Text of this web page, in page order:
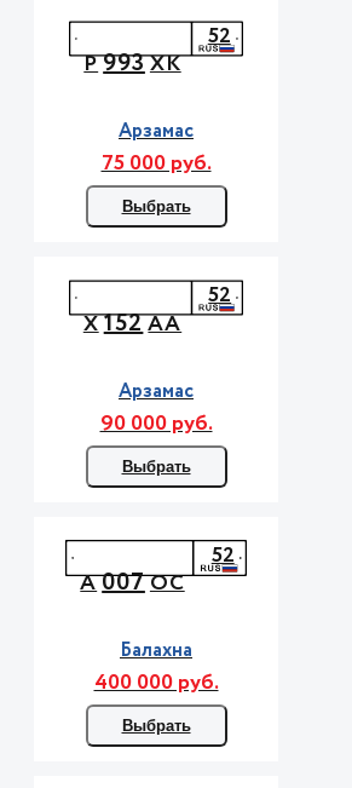
Р993ХК
52
Арзамас
75 000 руб.
Выбрать
Х152АА
52
Арзамас
90 000 руб.
Выбрать
А007ОС
52
Балахна
400 000 руб.
Выбрать